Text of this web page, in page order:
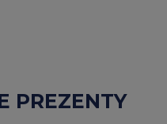
PREZENTY